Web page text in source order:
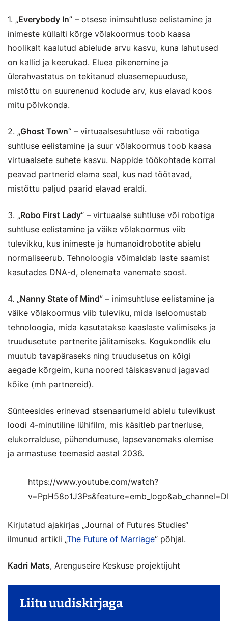
1. „Everybody In” – otsese inimsuhtluse eelistamine ja
inimeste küllalti kõrge võlakoormus toob kaasa
hoolikalt kaalutud abielude arvu kasvu, kuna lahutused
on kallid ja keerukad. Eluea pikenemine ja
ülerahvastatus on tekitanud eluasemepuuduse,
mistõttu on suurenenud kodude arv, kus elavad koos
mitu põlvkonda.
2. „Ghost Town“ – virtuaalsesuhtluse või robotiga
suhtluse eelistamine ja suur võlakoormus toob kaasa
virtuaalsete suhete kasvu. Nappide töökohtade korral
peavad partnerid elama seal, kus nad töötavad,
mistõttu paljud paarid elavad eraldi.
3. „Robo First Lady“ – virtuaalse suhtluse või robotiga
suhtluse eelistamine ja väike võlakoormus viib
tulevikku, kus inimeste ja humanoidrobotite abielu
normaliseerub. Tehnoloogia võimaldab laste saamist
kasutades DNA-d, olenemata vanemate soost.
4. „Nanny State of Mind” – inimsuhtluse eelistamine ja
väike võlakoormus viib tuleviku, mida iseloomustab
tehnoloogia, mida kasutatakse kaaslaste valimiseks ja
truudusetute partnerite jälitamiseks. Kogukondlik elu
muutub tavapäraseks ning truudusetus on kõigi
aegade kõrgeim, kuna noored täiskasvanud jagavad
kõike (mh partnereid).
Sünteesides erinevad stsenaariumeid abielu tulevikust
loodi 4-minutiline lühifilm, mis käsitleb partnerluse,
elukorralduse, pühendumuse, lapsevanemaks olemise
ja armastuse teemasid aastal 2036.
https://www.youtube.com/watch?
Kirjutatud ajakirjas „Journal of Futures Studies“
ilmunud artikli „The Future of Marriage“ põhjal.
Kadri Mats, Arenguseire Keskuse projektijuht
Liitu uudiskirjaga